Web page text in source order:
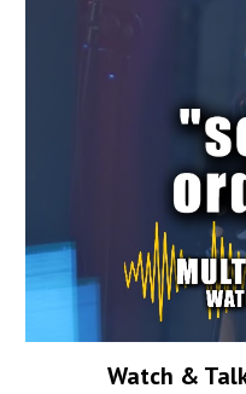
Watch &